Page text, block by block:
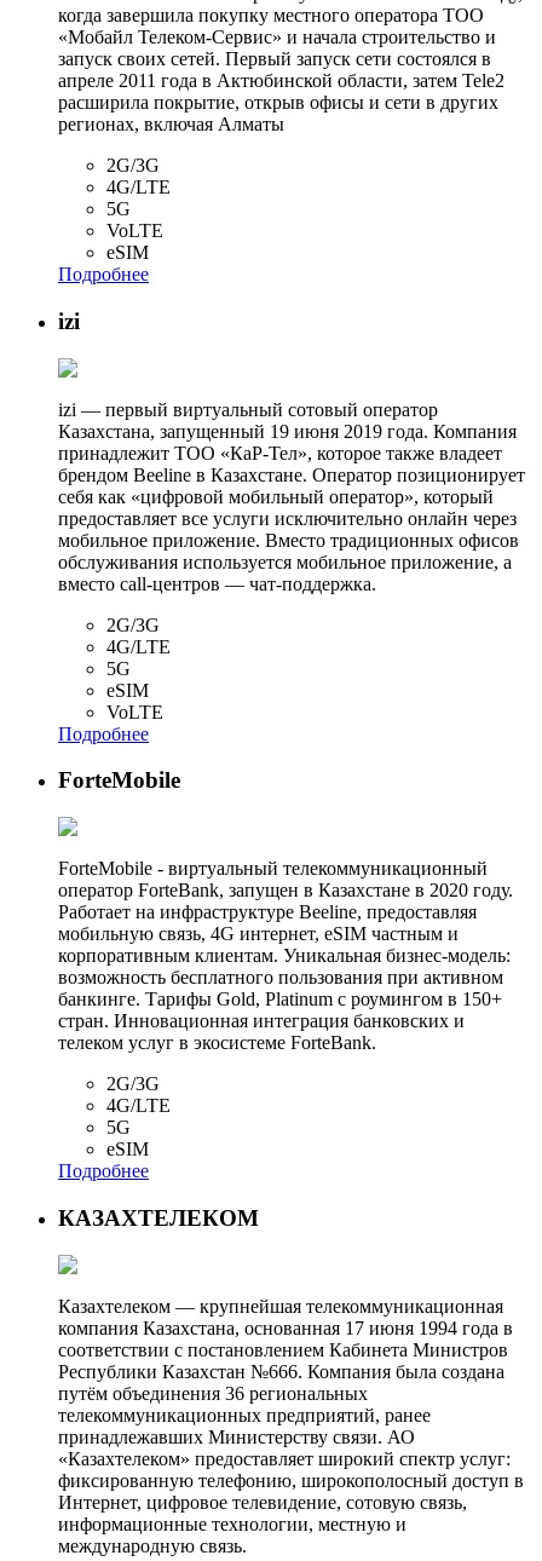
когда завершила покупку местного оператора ТОО
«Мобайл Телеком-Сервис» и начала строительство и
запуск своих сетей. Первый запуск сети состоялся в
апреле 2011 года в Актюбинской области, затем Tele2
расширила покрытие, открыв офисы и сети в других
регионах, включая Алматы
2G/3G
4G/LTE
5G
VoLTE
eSIM
Подробнее
izi
izi — первый виртуальный сотовый оператор
Казахстана, запущенный 19 июня 2019 года. Компания
принадлежит ТОО «КаР-Тел», которое также владеет
брендом Beeline в Казахстане. Оператор позиционирует
себя как «цифровой мобильный оператор», который
предоставляет все услуги исключительно онлайн через
мобильное приложение. Вместо традиционных офисов
обслуживания используется мобильное приложение, а
вместо call-центров — чат-поддержка.
2G/3G
4G/LTE
5G
eSIM
VoLTE
Подробнее
ForteMobile
ForteMobile - виртуальный телекоммуникационный
оператор ForteBank, запущен в Казахстане в 2020 году.
Работает на инфраструктуре Beeline, предоставляя
мобильную связь, 4G интернет, eSIM частным и
корпоративным клиентам. Уникальная бизнес-модель:
возможность бесплатного пользования при активном
банкинге. Тарифы Gold, Platinum с роумингом в 150+
стран. Инновационная интеграция банковских и
телеком услуг в экосистеме ForteBank.
2G/3G
4G/LTE
5G
eSIM
Подробнее
КАЗАХТЕЛЕКОМ
Казахтелеком — крупнейшая телекоммуникационная
компания Казахстана, основанная 17 июня 1994 года в
соответствии с постановлением Кабинета Министров
Республики Казахстан №666. Компания была создана
путём объединения 36 региональных
телекоммуникационных предприятий, ранее
принадлежавших Министерству связи. АО
«Казахтелеком» предоставляет широкий спектр услуг:
фиксированную телефонию, широкополосный доступ в
Интернет, цифровое телевидение, сотовую связь,
информационные технологии, местную и
международную связь.